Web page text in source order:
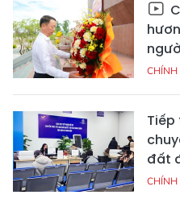
CHÍNH
Tiếp
đất
CHÍNH